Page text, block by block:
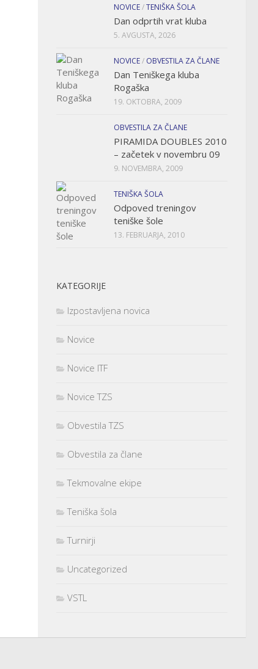
NOVICE/TENIŠKA ŠOLA
Dan odprtih vrat kluba
5. AVGUSTA, 2026
NOVICE/ OBVESTILA ZA ČLANE
Dan Teniškega kluba
Rogaška
19. OKTOBRA, 2009
OBVESTILA ZA ČLANE
PIRAMIDA DOUBLES 2010
– začetek v novembru 09
9. NOVEMBRA, 2009
TENIŠKA ŠOLA
Odpoved treningov
teniške šole
13. FEBRUARJA, 2010
KATEGORIJE
Izpostavljena novica
Novice
Novice ITF
Novice TZS
Obvestila TZS
Obvestila za člane
Tekmovalne ekipe
Teniška šola
Turnirji
Uncategorized
VSTL